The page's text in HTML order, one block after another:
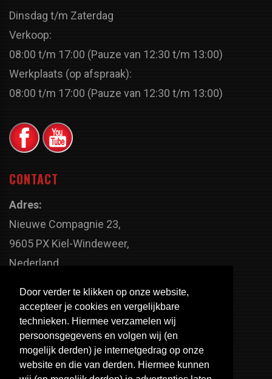
Door verder te klikken op onze website,
accepteer je cookies en vergelijkbare
technieken. Hiermee verzamelen wij
persoonsgegevens en volgen wij (en
mogelijk derden) je internetgedrag op onze
website en die van derden. Hiermee kunnen
Dinsdag t/m Zaterdag
Verkoop:
08:00 t/m 17:00 (Pauze van 12:30 t/m 13:00)
Werkplaats (op afspraak):
08:00 t/m 17:00 (Pauze van 12:30 t/m 13:00)
CONTACT
Adres:
Nieuwe Compagnie 23,
9605 PX Kiel-Windeweer,
Nederland
+31 598 - 320 402
Telefoonnummer:
+31 598 - 350 330
Email: